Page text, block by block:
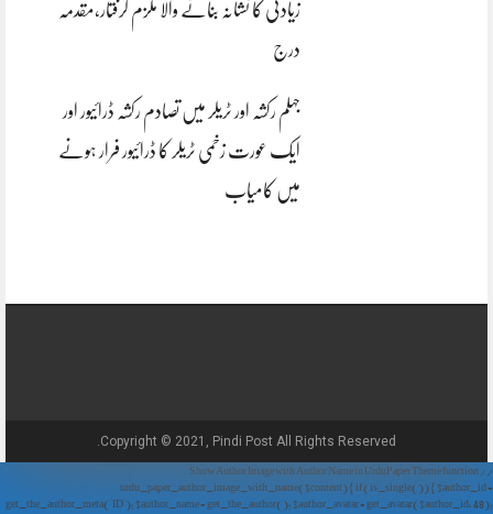
زیادتی کا نشانہ بنانے والا ملزم گرفتار،مقدمہ
درج
جہلم رکشہ اور ٹریلر میں تصادم رکشہ ڈرائیور اور
ایک عورت زخمی ٹریلر کا ڈرائیور فرار ہونے
میں کامیاب
Copyright © 2021, Pindi Post All Rights Reserved.
// Show Author Image with Author Name in UrduPaper Theme function
urdu_paper_author_image_with_name($content) { if (is_single()) { $author_id =
get_the_author_meta('ID'); $author_name = get_the_author(); $author_avatar = get_avatar($author_id, 48);